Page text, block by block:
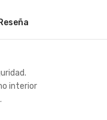
interior